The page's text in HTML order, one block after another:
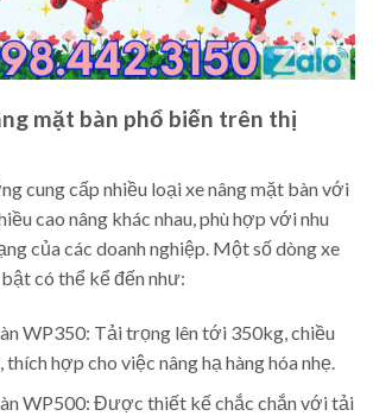
mặt bàn phổ biến trên thị
cung cấp nhiều loại xe nâng mặt bàn với
cao nâng khác nhau, phù hợp với nhu
của các doanh nghiệp. Một số dòng xe
có thể kể đến như:
WP350: Tải trọng lên tới 350kg, chiều
thích hợp cho việc nâng hạ hàng hóa nhẹ.
WP500: Được thiết kế chắc chắn với tải